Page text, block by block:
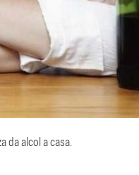
da alcol a casa.